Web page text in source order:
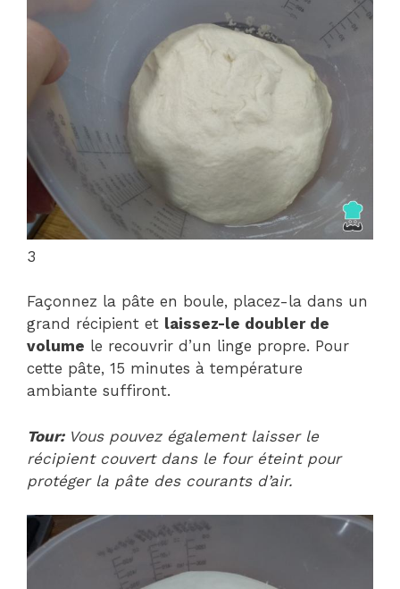
3
Façonnez la pâte en boule, placez-la dans un
grand récipient et laissez-le doubler de
volume le recouvrir d’un linge propre. Pour
cette pâte, 15 minutes à température
ambiante suffiront.
Tour:Vous pouvez également laisser le
récipient couvert dans le four éteint pour
protéger la pâte des courants d’air.